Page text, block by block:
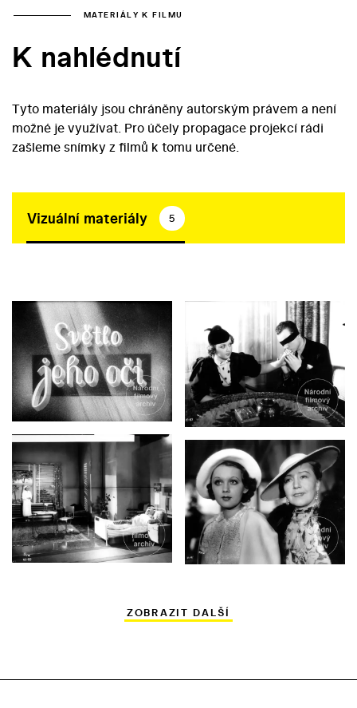
MATERIÁLY K FILMU
K nahlédnutí
Tyto materiály jsou chráněny autorským právem a není
možné je využívat. Pro účely propagace projekcí rádi
zašleme snímky z filmů k tomu určené.
Vizuální materiály 5
ZOBRAZIT DALŠÍ